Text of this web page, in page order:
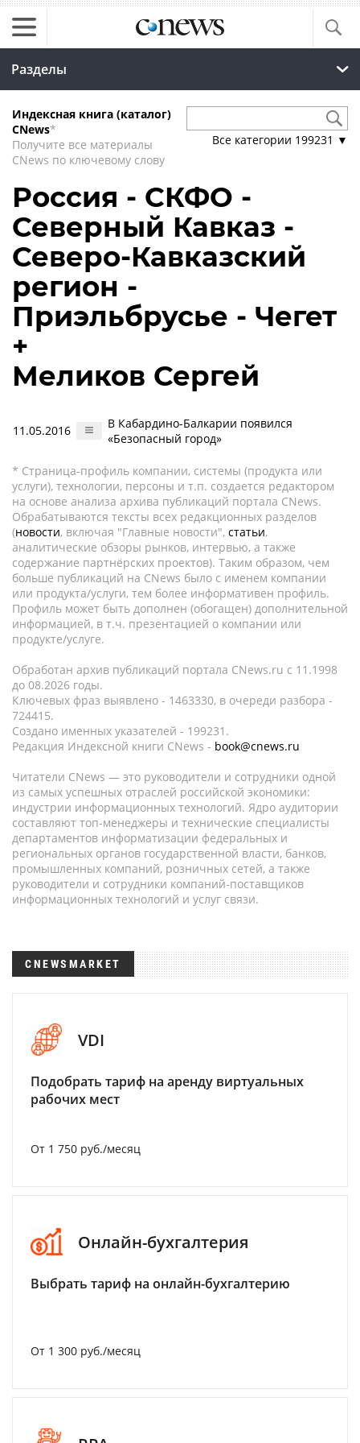
Разделы
Индексная книга (каталог)
CNews*
Получите все материалы
CNews по ключевому слову
Все категории 199231 ▼
Россия - СКФО -
Северный Кавказ -
Северо-Кавказский
регион -
Приэльбрусье - Чегет
+
Меликов Сергей
11.05.2016
В Кабардино-Балкарии появился
«Безопасный город»
* Страница-профиль компании, системы (продукта или
услуги), технологии, персоны и т.п. создается редактором
на основе анализа архива публикаций портала CNews.
Обрабатываются тексты всех редакционных разделов
(новости, включая "Главные новости", статьи,
аналитические обзоры рынков, интервью, а также
содержание партнёрских проектов). Таким образом, чем
больше публикаций на CNews было с именем компании
или продукта/услуги, тем более информативен профиль.
Профиль может быть дополнен (обогащен) дополнительной
информацией, в т.ч. презентацией о компании или
продукте/услуге.
Обработан архив публикаций портала CNews.ru c 11.1998
до 08.2026 годы.
Ключевых фраз выявлено - 1463330, в очереди разбора -
724415.
Создано именных указателей - 199231.
Редакция Индексной книги CNews - book@cnews.ru
Читатели CNews — это руководители и сотрудники одной
из самых успешных отраслей российской экономики:
индустрии информационных технологий. Ядро аудитории
составляют топ-менеджеры и технические специалисты
департаментов информатизации федеральных и
региональных органов государственной власти, банков,
промышленных компаний, розничных сетей, а также
руководители и сотрудники компаний-поставщиков
информационных технологий и услуг связи.
CNEWSMARKET
VDI
Подобрать тариф на аренду виртуальных
рабочих мест
От 1 750 руб./месяц
Онлайн-бухгалтерия
Выбрать тариф на онлайн-бухгалтерию
От 1 300 руб./месяц